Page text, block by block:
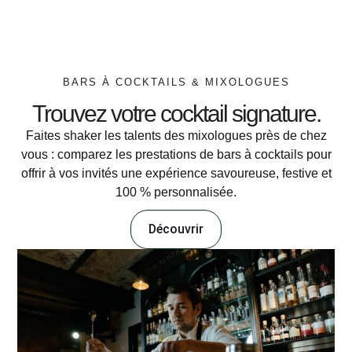
BARS À COCKTAILS & MIXOLOGUES
Trouvez votre cocktail signature.
Faites shaker les talents des mixologues près de chez
vous : comparez les prestations de bars à cocktails pour
offrir à vos invités une expérience savoureuse, festive et
100 % personnalisée.
Découvrir